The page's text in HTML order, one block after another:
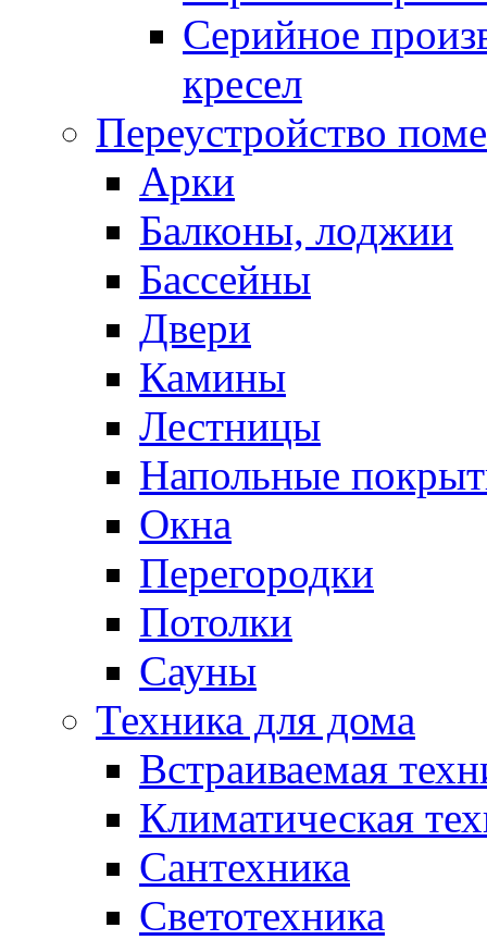
Серийное
кресел
Переустройство
Арки
Балконы, лоджии
Бассейны
Двери
Камины
Лестницы
Напольные
Окна
Перегородки
Потолки
Сауны
Техника для дома
Встраиваемая
Климатическая
Сантехника
Светотехника